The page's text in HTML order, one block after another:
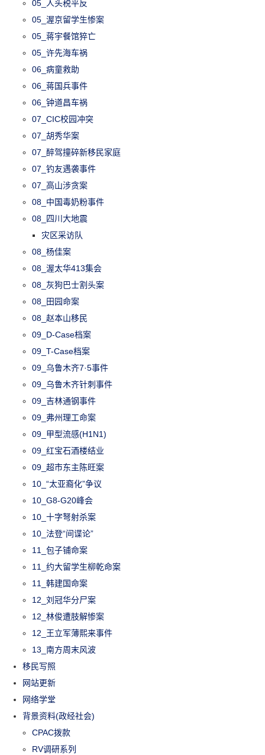
05_人头税平反
05_渥京留学生惨案
05_蒋宇餐馆猝亡
05_许先海车祸
06_病童救助
06_蒋国兵事件
06_钟道昌车祸
07_CIC校园冲突
07_胡秀华案
07_醉驾撞碎新移民家庭
07_钓友遇袭事件
07_高山涉贪案
08_中国毒奶粉事件
08_四川大地震
灾区采访队
08_杨佳案
08_渥太华413集会
08_灰狗巴士割头案
08_田园命案
08_赵本山移民
09_D-Case档案
09_T-Case档案
09_乌鲁木齐7·5事件
09_乌鲁木齐针刺事件
09_吉林通钢事件
09_弗州理工命案
09_甲型流感(H1N1)
09_红宝石酒楼结业
09_超市东主陈旺案
10_“太亚裔化”争议
10_G8-G20峰会
10_十字弩射杀案
10_法登“间谍论”
11_包子铺命案
11_约大留学生柳乾命案
11_韩建国命案
12_刘冠华分尸案
12_林俊遭肢解惨案
12_王立军薄熙来事件
13_南方周末风波
移民写照
网站更新
网络学堂
背景资料(政经社会)
CPAC拨款
RV调研系列